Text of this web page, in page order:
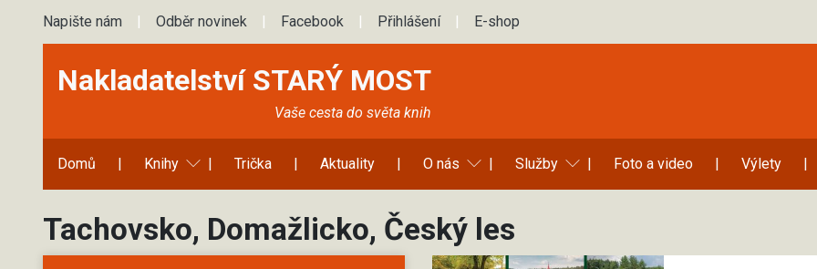
Napište nám | Odběr novinek | Facebook | Přihlášení | E-shop
Nakladatelství STARÝ MOST
Vaše cesta do světa knih
Domů | Knihy | Trička | Aktuality | O nás | Služby | Foto a video | Výlety |
Tachovsko, Domažlicko, Český les